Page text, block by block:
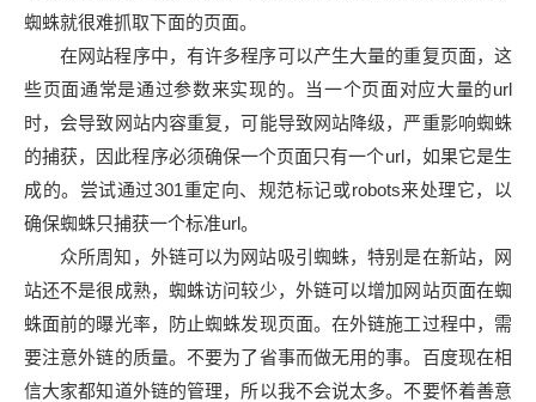
蜘蛛就很难抓取下面的页面。
在网站程序中，有许多程序可以产生大量的重复页面，这
些页面通常是通过参数来实现的。当一个页面对应大量的url
时，会导致网站内容重复，可能导致网站降级，严重影响蜘蛛
的捕获，因此程序必须确保一个页面只有一个url，如果它是生
成的。尝试通过301重定向、规范标记或robots来处理它，以
确保蜘蛛只捕获一个标准url。
众所周知，外链可以为网站吸引蜘蛛，特别是在新站，网
站还不是很成熟，蜘蛛访问较少，外链可以增加网站页面在蜘
蛛面前的曝光率，防止蜘蛛发现页面。在外链施工过程中，需
要注意外链的质量。不要为了省事而做无用的事。百度现在相
信大家都知道外链的管理，所以我不会说太多。不要怀着善意